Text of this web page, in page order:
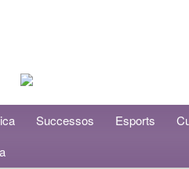
Successos Esports